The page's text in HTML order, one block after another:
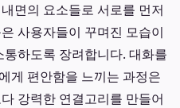
면의 요소들로 서로를 먼저
사용자들이 꾸며진 모습이
하도록 장려합니다. 대화를
게 편안함을 느끼는 과정은
강력한 연결고리를 만들어